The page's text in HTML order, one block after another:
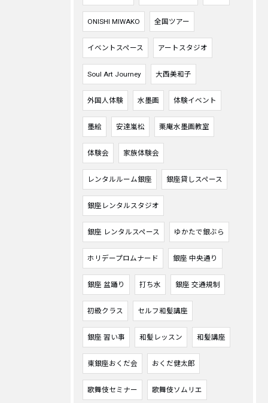
ONISHI MIWAKO 全国ツアー
イベントスペース アートスタジオ
Soul Art Journey 大西美和子
外国人体験 水墨画 体験イベント
墨絵 安達嵐松 栗庵水墨画教室
体験会 家族体験会
レンタルルーム銀座 銀座貸しスペース
銀座レンタルスタジオ
銀座 レンタルスペース ゆかたで銀ぶら
ホリデープロムナード 銀座 中央通り
銀座 盆踊り 打ち水 銀座 交通規制
初級クラス セルフ和髪講座
銀座 習い事 和髪レッスン 和髪講座
東銀座おくだ会 おくだ健太郎
歌舞伎セミナー 歌舞伎ソムリエ